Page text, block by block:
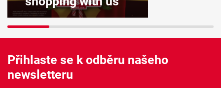
Přihlaste se k odběru našeho
newsletteru